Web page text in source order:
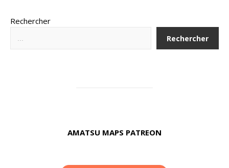
Rechercher
Rechercher
AMATSU MAPS PATREON